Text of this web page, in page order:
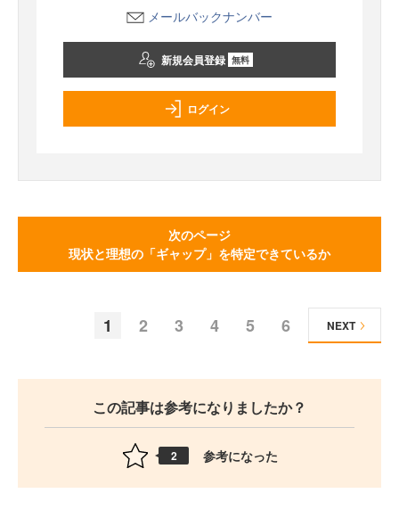
メールバックナンバー
新規会員登録 無料
ログイン
次のページ
現状と理想の「ギャップ」を特定できているか
1 2 3 4 5 6 NEXT
この記事は参考になりましたか？
2 参考になった